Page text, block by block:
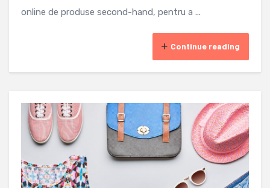
online de produse second-hand, pentru a ...
Continue reading